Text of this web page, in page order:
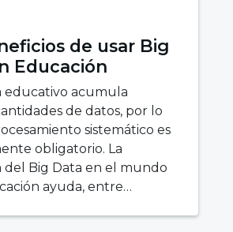
de usar Big
Educación
educativo acumula
de datos, por lo
sistemático es
obligatorio. La
del Big Data en el mundo
ayuda, entre…